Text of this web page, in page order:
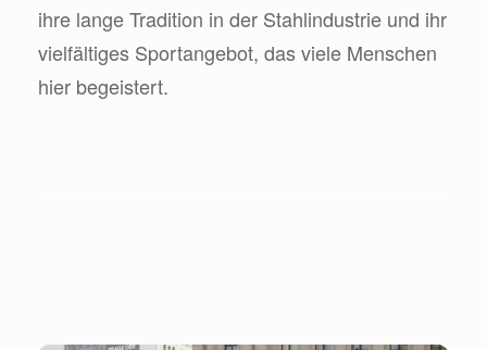
ihre lange Tradition in der Stahlindustrie und ihr
vielfältiges Sportangebot, das viele Menschen
hier begeistert.